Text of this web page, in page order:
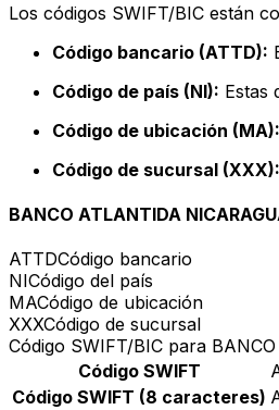
Los códigos SWIFT/BIC están
Código bancario (ATTD):
Código de país (NI): Estas
Código de ubicación (MA):
Código de sucursal (XXX):
BANCO ATLANTIDA
ATTDCódigo bancario
NICódigo del país
MACódigo de ubicación
XXXCódigo de sucursal
Código SWIFT/BIC para
Código SWIFT
Código SWIFT (8 caracteres)